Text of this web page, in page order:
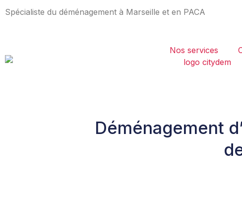
Spécialiste du déménagement à Marseille et en PACA
Nos services
Déménagement